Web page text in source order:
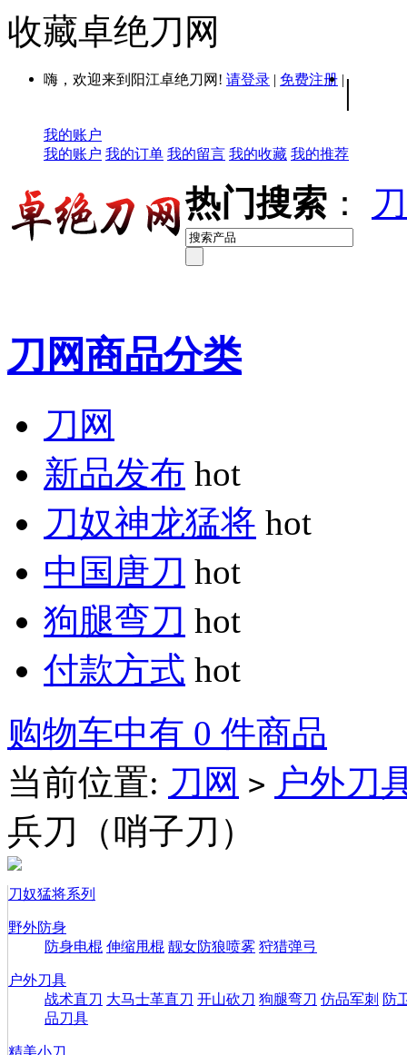
收藏卓绝刀网
嗨，欢迎来到阳江卓绝刀网! 请登录 | 免费注册 | |
我的账户
我的账户 我的订单 我的留言 我的收藏 我的推荐
热门搜索 ：
刀网商品分类
刀网
新品发布 hot
刀奴神龙猛将 hot
中国唐刀 hot
狗腿弯刀 hot
付款方式 hot
购物车中有 0 件商品
当前位置: 刀网 > 户外刀
兵刀（哨子刀）
刀奴猛将系列
野外防身
防身电棍 伸缩甩棍 靓女防狼喷雾 狩猎弹弓
户外刀具
战术直刀 大马士革直刀 开山砍刀 狗腿弯刀 仿品军刺 防
品刀具
精美小刀